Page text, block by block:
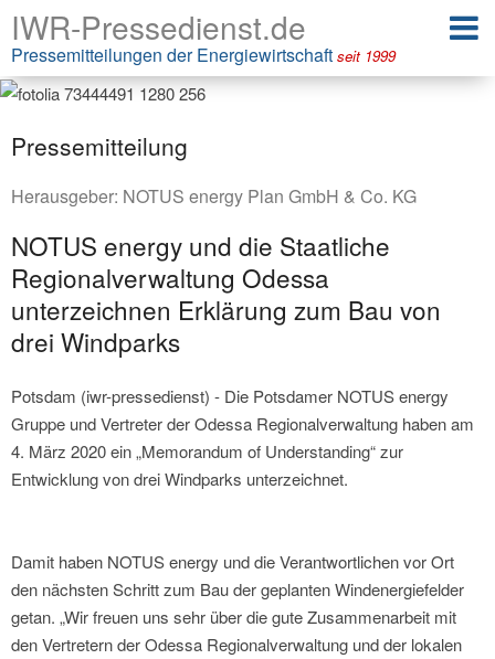
IWR-Pressedienst.de
Pressemitteilungen der Energiewirtschaft seit 1999
Pressemitteilung
Herausgeber: NOTUS energy Plan GmbH & Co. KG
NOTUS energy und die Staatliche
Regionalverwaltung Odessa
unterzeichnen Erklärung zum Bau von
drei Windparks
Potsdam (iwr-pressedienst) - Die Potsdamer NOTUS energy
Gruppe und Vertreter der Odessa Regionalverwaltung haben am
4. März 2020 ein „Memorandum of Understanding“ zur
Entwicklung von drei Windparks unterzeichnet.
Damit haben NOTUS energy und die Verantwortlichen vor Ort
den nächsten Schritt zum Bau der geplanten Windenergiefelder
getan. „Wir freuen uns sehr über die gute Zusammenarbeit mit
den Vertretern der Odessa Regionalverwaltung und der lokalen